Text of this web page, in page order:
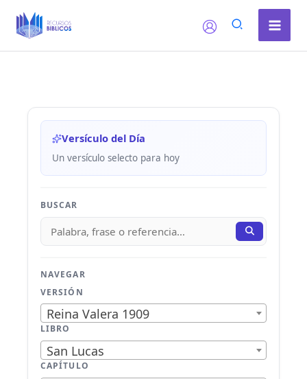
Versículo del Día
Un versículo selecto para hoy
BUSCAR
NAVEGAR
VERSIÓN
Reina Valera 1909
LIBRO
San Lucas
CAPÍTULO